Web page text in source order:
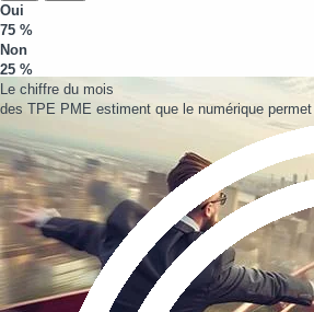
Oui
75 %
Non
25 %
Le chiffre du mois
des TPE PME estiment que le numérique permet